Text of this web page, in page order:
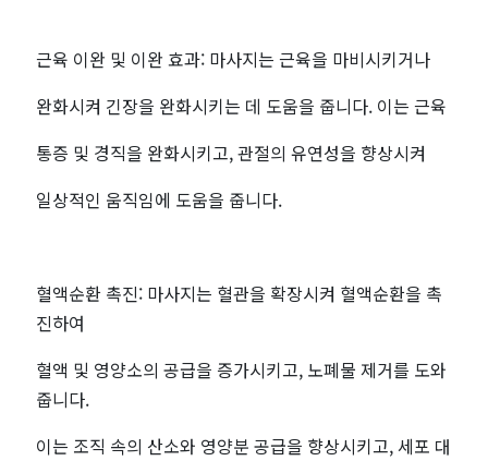
마
사
지
최
가
예
약
근육 이완 및 이완 효과: 마사지는 근육을 마비시키거나
완화시켜 긴장을 완화시키는 데 도움을 줍니다. 이는 근육
통증 및 경직을 완화시키고, 관절의 유연성을 향상시켜
일상적인 움직임에 도움을 줍니다.
혈액순환 촉진: 마사지는 혈관을 확장시켜 혈액순환을 촉
진하여
혈액 및 영양소의 공급을 증가시키고, 노폐물 제거를 도와
줍니다.
이는 조직 속의 산소와 영양분 공급을 향상시키고, 세포 대